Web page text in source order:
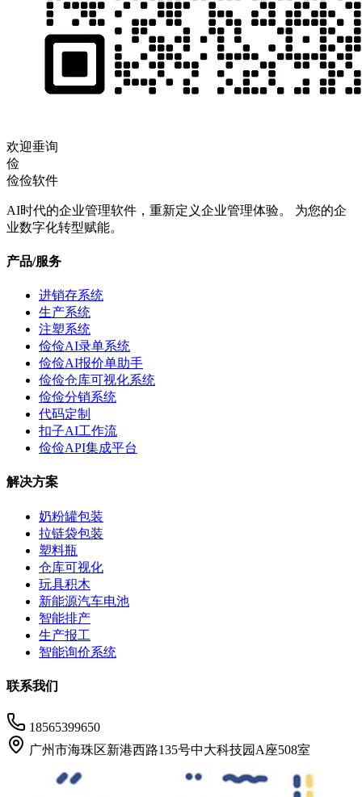
欢迎垂询
俭
俭俭软件
AI时代的企业管理软件，重新定义企业管理体验。 为您的企
业数字化转型赋能。
产品/服务
进销存系统
生产系统
注塑系统
俭俭AI录单系统
俭俭AI报价单助手
俭俭仓库可视化系统
俭俭分销系统
代码定制
扣子AI工作流
俭俭API集成平台
解决方案
奶粉罐包装
拉链袋包装
塑料瓶
仓库可视化
玩具积木
新能源汽车电池
智能排产
生产报工
智能询价系统
联系我们
18565399650
广州市海珠区新港西路135号中大科技园A座508室